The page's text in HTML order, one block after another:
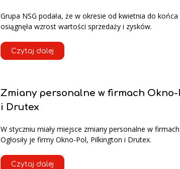
Grupa NSG podała, że w okresie od kwietnia do końca
osiągnęła wzrost wartości sprzedaży i zysków.
Czytaj dalej
Zmiany personalne w firmach
i Drutex
W styczniu miały miejsce zmiany personalne w
Ogłosiły je firmy Okno-Pol, Pilkington i Drutex.
Czytaj dalej